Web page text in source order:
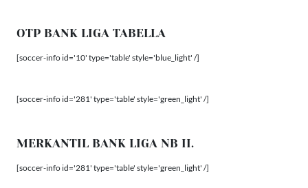
OTP BANK LIGA TABELLA
[soccer-info id='10' type='table' style='blue_light' /]
[soccer-info id='281' type='table' style='green_light' /]
MERKANTIL BANK LIGA NB II.
[soccer-info id='281' type='table' style='green_light' /]